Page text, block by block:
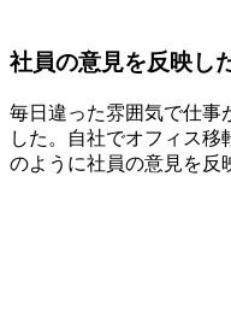
社員の意見を反映し
毎日違った雰囲気で仕事
した。自社でオフィス
のように社員の意見を反